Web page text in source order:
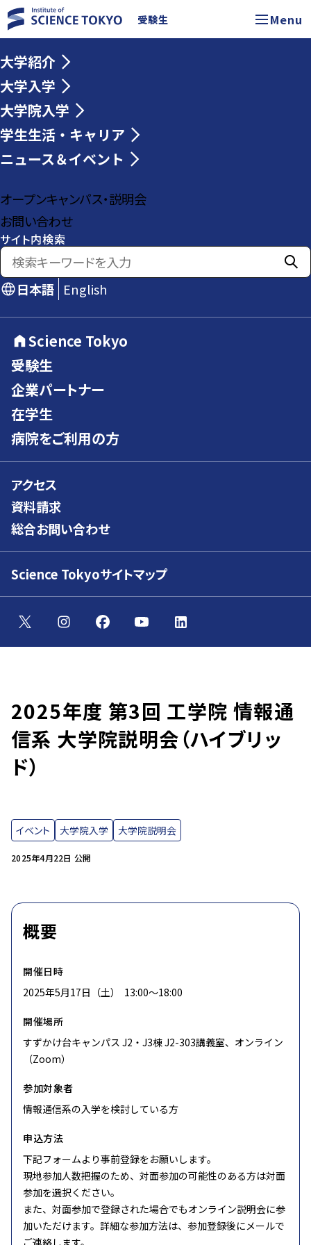
受験生 Menu
大学紹介
大学入学
大学院入学
学生生活・キャリア
ニュース＆イベント
オープンキャンパス・説明会
お問い合わせ
サイト内検索
日本語 English
Science Tokyo
受験生
企業パートナー
在学生
病院をご利用の方
アクセス
資料請求
総合お問い合わせ
Science Tokyoサイトマップ
2025年度 第3回 工学院 情報通
信系 大学院説明会（ハイブリッ
ド）
2025年4月22日 公開
イベント 大学院入学 大学院説明会
概要
開催日時
2025年5月17日（土） 13:00〜18:00
開催場所
すずかけ台キャンパス J2・J3棟 J2-303講義室、オンライン
（Zoom）
参加対象者
情報通信系の入学を検討している方
申込方法
下記フォームより事前登録をお願いします。
現地参加人数把握のため、対面参加の可能性のある方は対面
参加を選択ください。
また、対面参加で登録された場合でもオンライン説明会に参
加いただけます。詳細な参加方法は、参加登録後にメールで